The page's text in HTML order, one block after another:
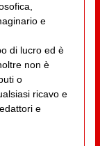
e
di lucro ed è
non è
o
ricavo e
e